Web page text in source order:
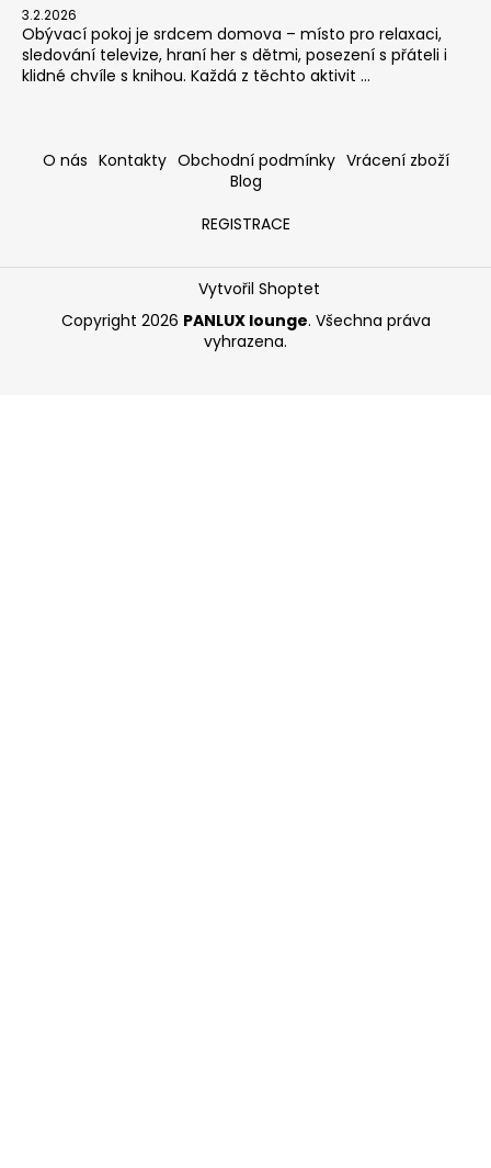
3.2.2026
Obývací pokoj je srdcem domova – místo pro relaxaci,
sledování televize, hraní her s dětmi, posezení s přáteli i
klidné chvíle s knihou. Každá z těchto aktivit ...
O nás Kontakty Obchodní podmínky Vrácení zboží
Blog
REGISTRACE
Vytvořil Shoptet
Copyright 2026 PANLUX lounge. Všechna práva
vyhrazena.